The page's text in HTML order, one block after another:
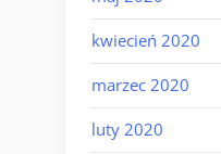
kwiecień 2020
marzec 2020
luty 2020